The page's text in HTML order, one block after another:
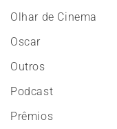
Olhar de Cinema
Oscar
Outros
Podcast
Prêmios